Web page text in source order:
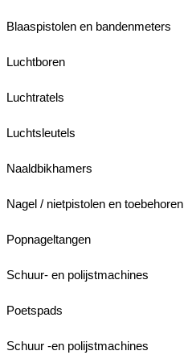
Blaaspistolen en bandenmeters
Luchtboren
Luchtratels
Luchtsleutels
Naaldbikhamers
Nagel / nietpistolen en toebehoren
Popnageltangen
Schuur- en polijstmachines
Poetspads
Schuur -en polijstmachines